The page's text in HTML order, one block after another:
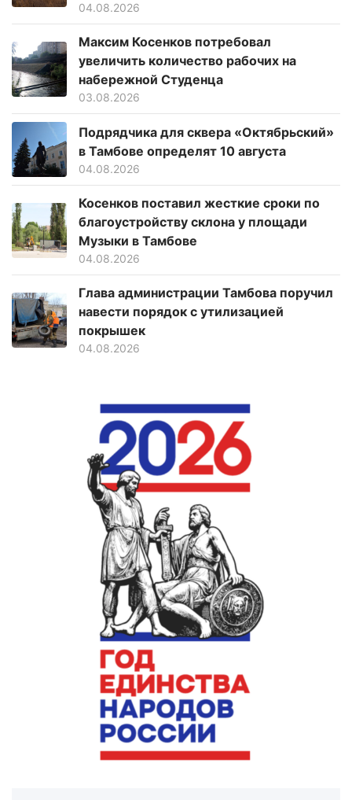
04.08.2026
Максим Косенков потребовал
увеличить количество рабочих на
набережной Студенца
03.08.2026
Подрядчика для сквера «Октябрьский»
в Тамбове определят 10 августа
04.08.2026
Косенков поставил жесткие сроки по
благоустройству склона у площади
Музыки в Тамбове
04.08.2026
Глава администрации Тамбова поручил
навести порядок с утилизацией
покрышек
04.08.2026